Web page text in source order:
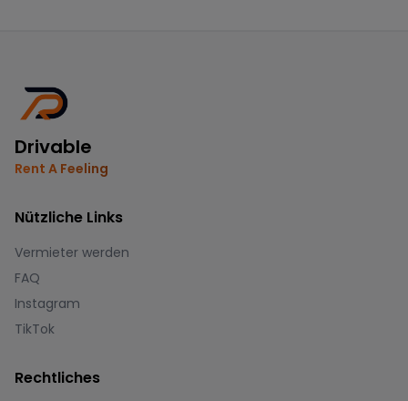
Drivable
Rent A Feeling
Nützliche Links
Vermieter werden
FAQ
Instagram
TikTok
Rechtliches